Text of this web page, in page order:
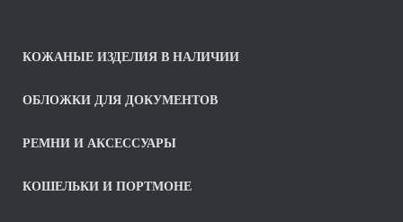
КОЖАНЫЕ ИЗДЕЛИЯ В НАЛИЧИИ
ОБЛОЖКИ ДЛЯ ДОКУМЕНТОВ
РЕМНИ И АКСЕССУАРЫ
КОШЕЛЬКИ И ПОРТМОНЕ